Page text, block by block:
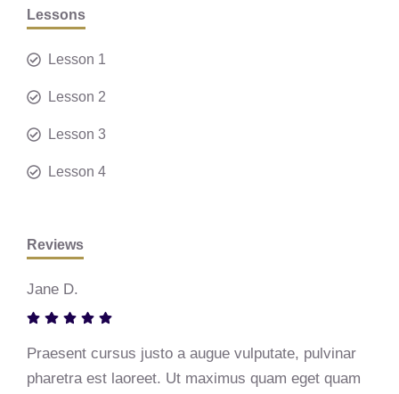
Lessons
Lesson 1
Lesson 2
Lesson 3
Lesson 4
Reviews
Jane D.
Praesent cursus justo a augue vulputate, pulvinar
pharetra est laoreet. Ut maximus quam eget quam